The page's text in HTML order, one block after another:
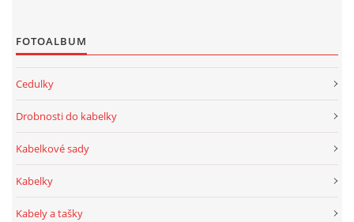
FOTOALBUM
Cedulky
Drobnosti do kabelky
Kabelkové sady
Kabelky
Kabely a tašky